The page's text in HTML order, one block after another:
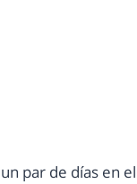
par de días en el